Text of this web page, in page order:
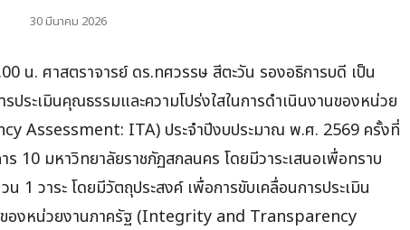
30 มีนาคม 2026
น. ศาสตราจารย์ ดร.ทศวรรษ สีตะวัน รองอธิการบดี เป็น
ประเมินคุณธรรมและความโปร่งใสในการดำเนินงานของหน่วย
Assessment: ITA) ประจำปีงบประมาณ พ.ศ. 2569 ครั้งที่
10 มหาวิทยาลัยราชภัฏสกลนคร โดยมีวาระเสนอเพื่อทราบ
1 วาระ โดยมีวัตถุประสงค์ เพื่อการขับเคลื่อนการประเมิน
ของหน่วยงานภาครัฐ (Integrity and Transparency